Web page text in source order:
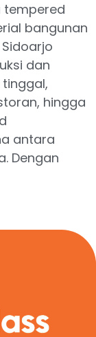
tempered
bangunan
dan
hingga
antara
Dengan